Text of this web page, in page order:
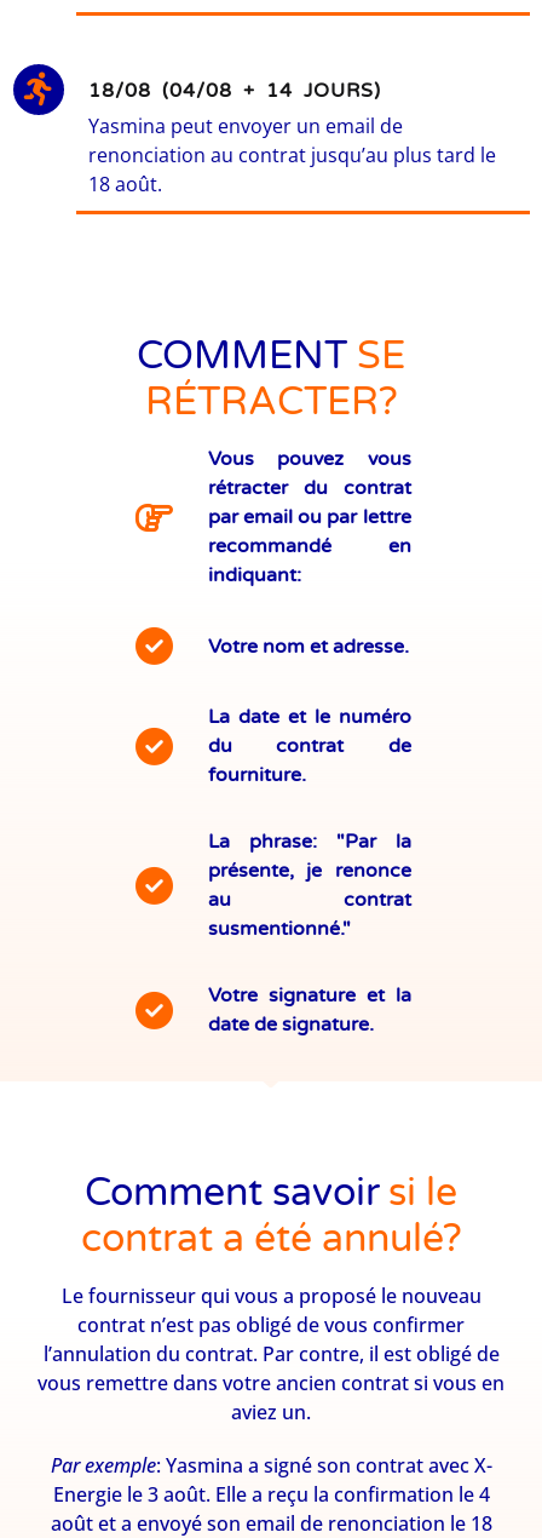
18/08 (04/08 + 14 JOURS)
Yasmina peut envoyer un email de
renonciation au contrat jusqu’au plus tard le
18 août.
COMMENT SE
RÉTRACTER?
Vous pouvez vous
rétracter du contrat
par email ou par lettre
recommandé en
indiquant:
Votre nom et adresse.
La date et le numéro
du contrat de
fourniture.
La phrase: "Par la
présente, je renonce
au contrat
susmentionné."
Votre signature et la
date de signature.
Comment savoir si le
contrat a été annulé?
Le fournisseur qui vous a proposé le nouveau
contrat n’est pas obligé de vous confirmer
l’annulation du contrat. Par contre, il est obligé de
vous remettre dans votre ancien contrat si vous en
aviez un.
Par exemple: Yasmina a signé son contrat avec X-
Energie le 3 août. Elle a reçu la confirmation le 4
août et a envoyé son email de renonciation le 18